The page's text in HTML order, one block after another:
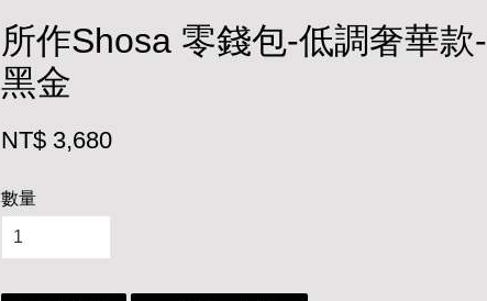
所作Shosa 零錢包-低調奢華款-
黑金
NT$ 3,680
數量